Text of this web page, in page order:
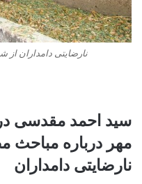
نارضایتی دامداران
سید احمد مقدسی در
مهر درباره مباحث
نارضایتی دامداران